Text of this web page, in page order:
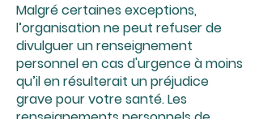
Malgré certaines exceptions,
l’organisation ne peut refuser de
divulguer un renseignement
personnel en cas d'urgence à moins
qu’il en résulterait un préjudice
grave pour votre santé. Les